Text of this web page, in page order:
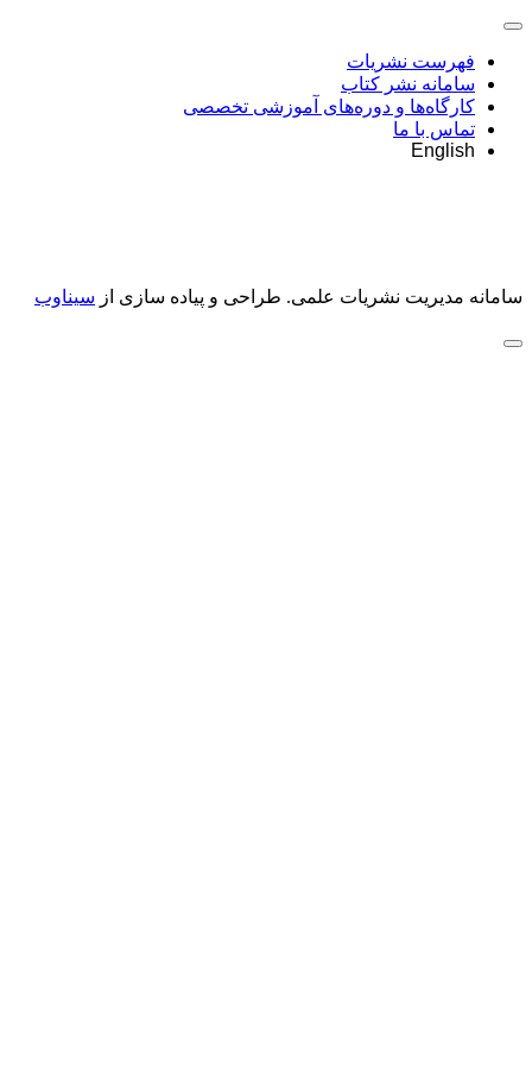
فهرست نشریات
سامانه نشر کتاب
کارگاه‌ها و دوره‌های آموزشی تخصصی
تماس با ما
English
سامانه مدیریت نشریات علمی. طراحی و پیاده سازی از سیناوب